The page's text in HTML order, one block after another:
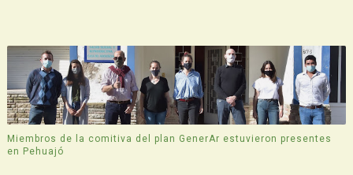
Miembros de la comitiva del plan GenerAr estuvieron presentes
en Pehuajó